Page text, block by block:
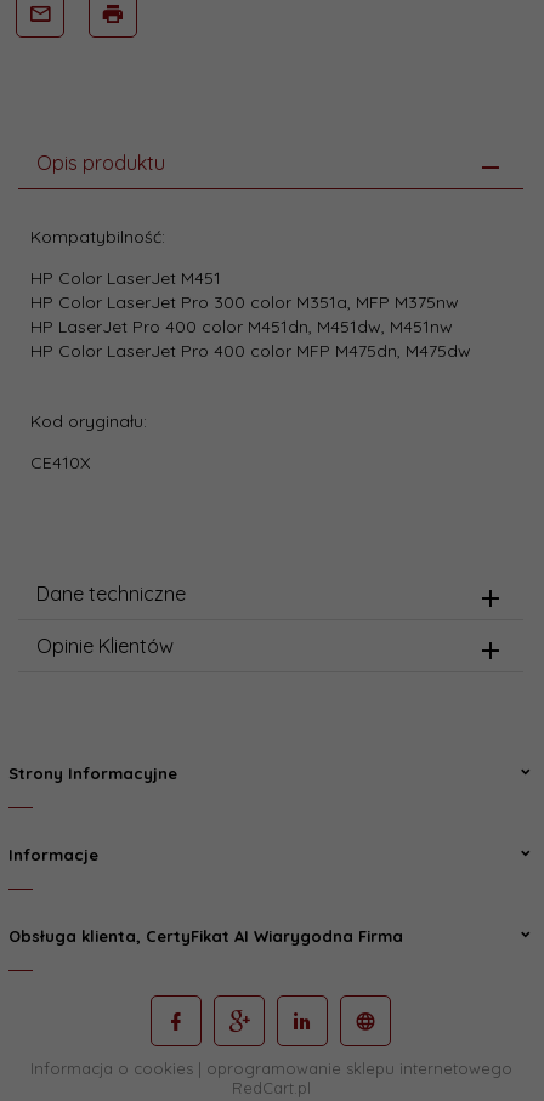
Opis produktu
Kompatybilność:
HP Color LaserJet M451
HP Color LaserJet Pro 300 color M351a, MFP M375nw
HP LaserJet Pro 400 color M451dn, M451dw, M451nw
HP Color LaserJet Pro 400 color MFP M475dn, M475dw
Kod oryginału:
CE410X
Dane techniczne
Opinie Klientów
Strony Informacyjne
Informacje
Obsługa klienta, CertyFikat AI Wiarygodna Firma
Informacja o cookies| oprogramowanie sklepu internetowego
RedCart.pl